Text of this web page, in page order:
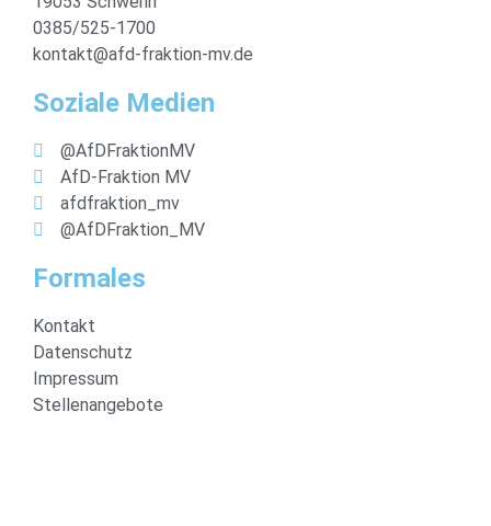
0385/525-1700
kontakt@afd-fraktion-mv.de
Soziale Medien
@AfDFraktionMV
AfD-Fraktion MV
afdfraktion_mv
@AfDFraktion_MV
Formales
Kontakt
Datenschutz
Impressum
Stellenangebote